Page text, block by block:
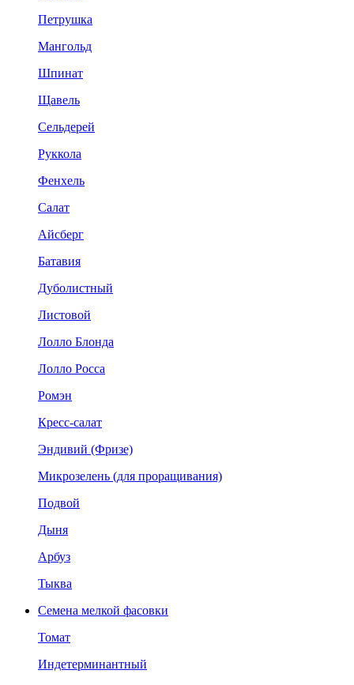
Петрушка
Мангольд
Шпинат
Щавель
Сельдерей
Руккола
Фенхель
Салат
Айсберг
Батавия
Дуболистный
Листовой
Лолло Блонда
Лолло Росса
Ромэн
Кресс-салат
Эндивий (Фризе)
Микрозелень (для проращивания)
Подвой
Дыня
Арбуз
Тыква
Семена мелкой фасовки
Томат
Индетерминантный